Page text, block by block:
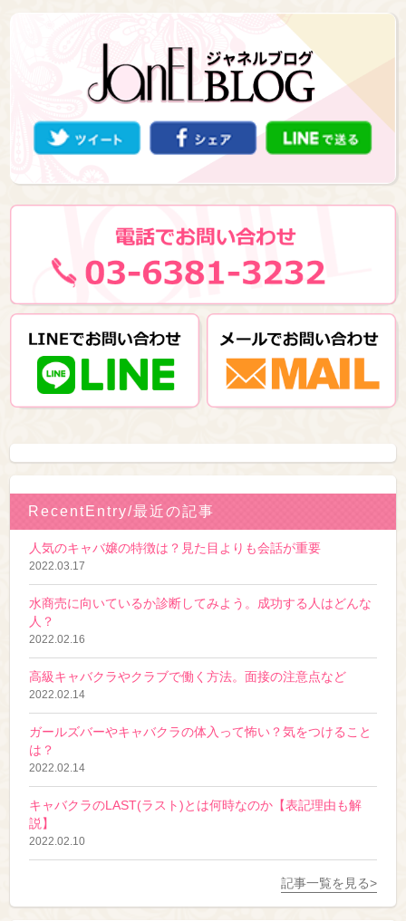
RecentEntry/最近の記事
人気のキャバ嬢の特徴は？見た目よりも会話が重要
2022.03.17
水商売に向いているか診断してみよう。成功する人はどんな
人？
2022.02.16
高級キャバクラやクラブで働く方法。面接の注意点など
2022.02.14
ガールズバーやキャバクラの体入って怖い？気をつけること
は？
2022.02.14
キャバクラのLAST(ラスト)とは何時なのか【表記理由も解
説】
2022.02.10
記事一覧を見る>